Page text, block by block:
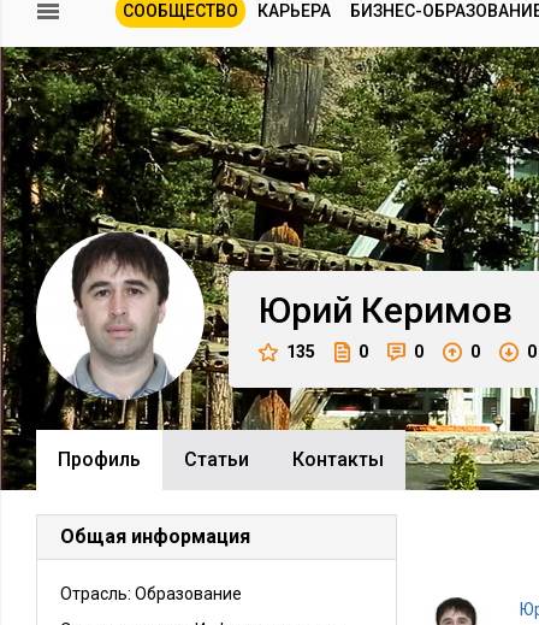
СООБЩЕСТВО КАРЬЕРА БИЗНЕС-
Юрий Керимов
135 0 0 0 0
Профиль Cтатьи Контакты
Общая информация
Отрасль: Образование